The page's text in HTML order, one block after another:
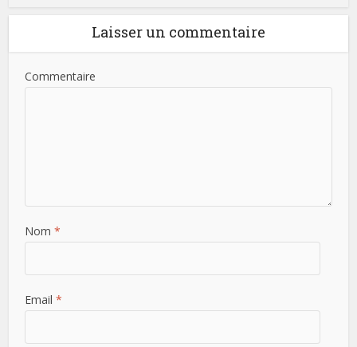
Laisser un commentaire
Commentaire
Nom *
Email *